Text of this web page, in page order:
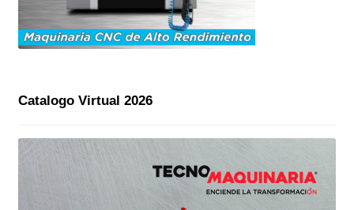
Catalogo Virtual 2026